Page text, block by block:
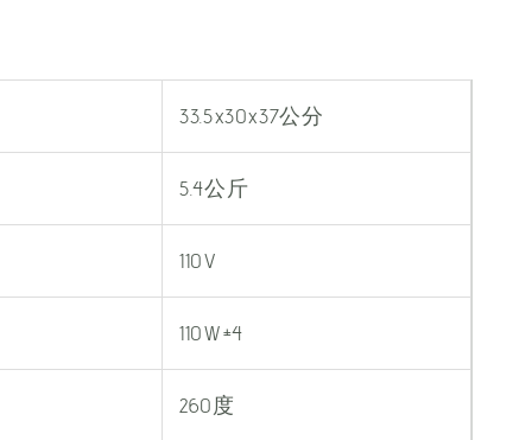
33.5x30x37公分
5.4公斤
110V
110W±4
260度